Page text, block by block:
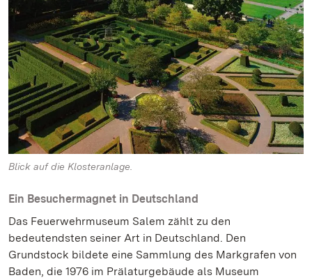
Blick auf die Klosteranlage.
Ein Besuchermagnet in Deutschland
Das Feuerwehrmuseum Salem zählt zu den
bedeutendsten seiner Art in Deutschland. Den
Grundstock bildete eine Sammlung des Markgrafen von
Baden, die 1976 im Prälaturgebäude als Museum